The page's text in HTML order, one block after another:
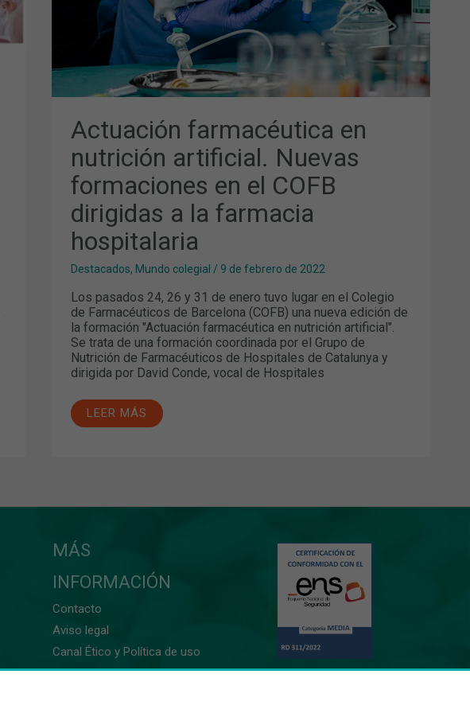
Actuación farmacéutica en
nutrición artificial. Nuevas
formaciones en el COFB
dirigidas a la farmacia
hospitalaria
Destacados, Mundo colegial / 9 de febrero de 2022
Los pasados 24, 26 y 31 de enero tuvo lugar en el Colegio
de Farmacéuticos de Barcelona (COFB) una nueva edición de
la formación "Actuación farmacéutica en nutrición artificial".
Se trata de una formación coordinada por el Grupo de
Nutrición de Farmacéuticos de Hospitales de Catalunya y
dirigida por David Conde, vocal de Hospitales
FARMACIA
HOSPITALARIA
LEER MÁS
MÁS
INFORMACIÓN
Contacto
Aviso legal
Canal Ético y Política de uso